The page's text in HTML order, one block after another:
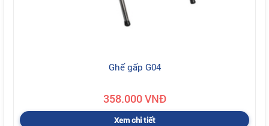
Ghế gấp G04
358.000 VNĐ
Xem chi tiết